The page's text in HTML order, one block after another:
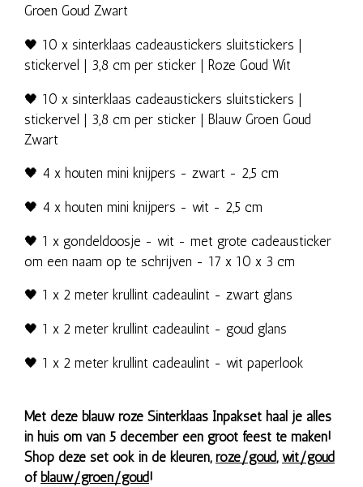
Groen Goud Zwart
🖤 10 x sinterklaas cadeaustickers sluitstickers |
stickervel | 3,8 cm per sticker | Roze Goud Wit
🖤 10 x sinterklaas cadeaustickers sluitstickers |
stickervel | 3,8 cm per sticker | Blauw Groen Goud
Zwart
🖤 4 x houten mini knijpers - zwart - 2,5 cm
🖤 4 x houten mini knijpers - wit - 2,5 cm
🖤 1 x gondeldoosje - wit - met grote cadeausticker
om een naam op te schrijven - 17 x 10 x 3 cm
🖤 1 x 2 meter krullint cadeaulint - zwart glans
🖤 1 x 2 meter krullint cadeaulint - goud glans
🖤 1 x 2 meter krullint cadeaulint - wit paperlook
Met deze blauw roze Sinterklaas Inpakset haal je alles
in huis om van 5 december een groot feest te maken!
Shop deze set ook in de kleuren, roze/goud, wit/goud
of blauw/groen/goud!